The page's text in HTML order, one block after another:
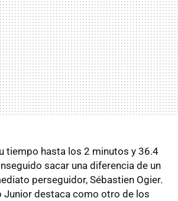
tiempo hasta los 2 minutos y 36.4
sacar una diferencia de un
perseguidor, Sébastien Ogier.
Junior destaca como otro de los